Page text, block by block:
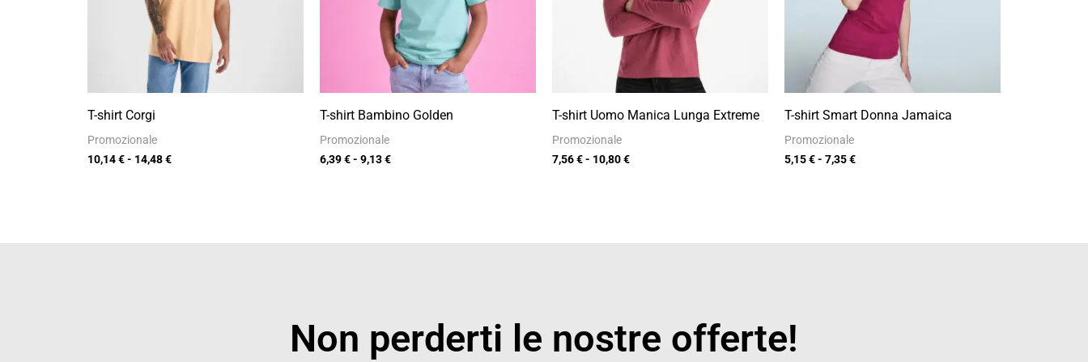
T-shirt Corgi
Promozionale
10,14€ - 14,48€
T-shirt Bambino Golden
Promozionale
6,39€- 9,13€
T-shirt Uomo Manica Lunga Extreme
Promozionale
7,56€- 10,80€
T-shirt Smart Donna Jamaica
Promozionale
5,15€- 7,35€
Non perderti le nostre offerte!